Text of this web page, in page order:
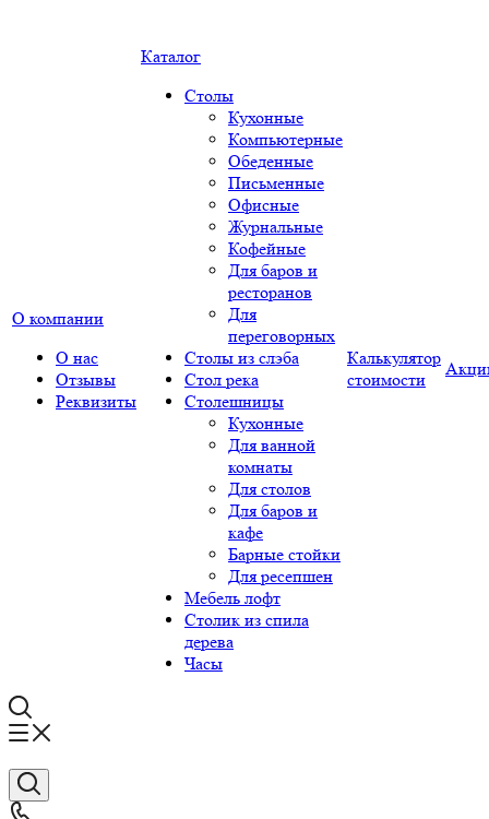
О компании
О нас
Отзывы
Реквизиты
Каталог
Столы
Кухонные
Компьютерные
Обеденные
Письменные
Офисные
Журнальные
Кофейные
Для баров и
ресторанов
Для
переговорных
Столы из слэба
Стол река
Столешницы
Кухонные
Для ванной
комнаты
Для столов
Для баров и
кафе
Барные стойки
Для ресепшен
Мебель лофт
Столик из спила
дерева
Часы
Калькулятор
стоимости